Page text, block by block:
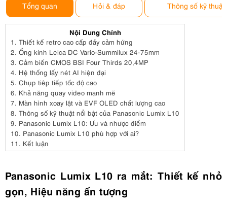
Tổng quan Hỏi & đáp Thông số kỹ thuật
Nội Dung Chính
1. Thiết kế retro cao cấp đầy cảm hứng
2. Ống kính Leica DC Vario-Summilux 24-75mm
3. Cảm biến CMOS BSI Four Thirds 20,4MP
4. Hệ thống lấy nét AI hiện đại
5. Chụp tiêp tiếp tốc độ cao
6. Khả năng quay video mạnh mẽ
7. Màn hình xoay lật và EVF OLED chất lượng cao
8. Thông số kỹ thuật nổi bật của Panasonic Lumix L10
9. Panasonic Lumix L10: Ưu và nhược điểm
10. Panasonic Lumix L10 phù hợp với ai?
11. Kết luận
Panasonic Lumix L10 ra mắt: Thiết kế nhỏ
gọn, Hiệu năng ấn tượng